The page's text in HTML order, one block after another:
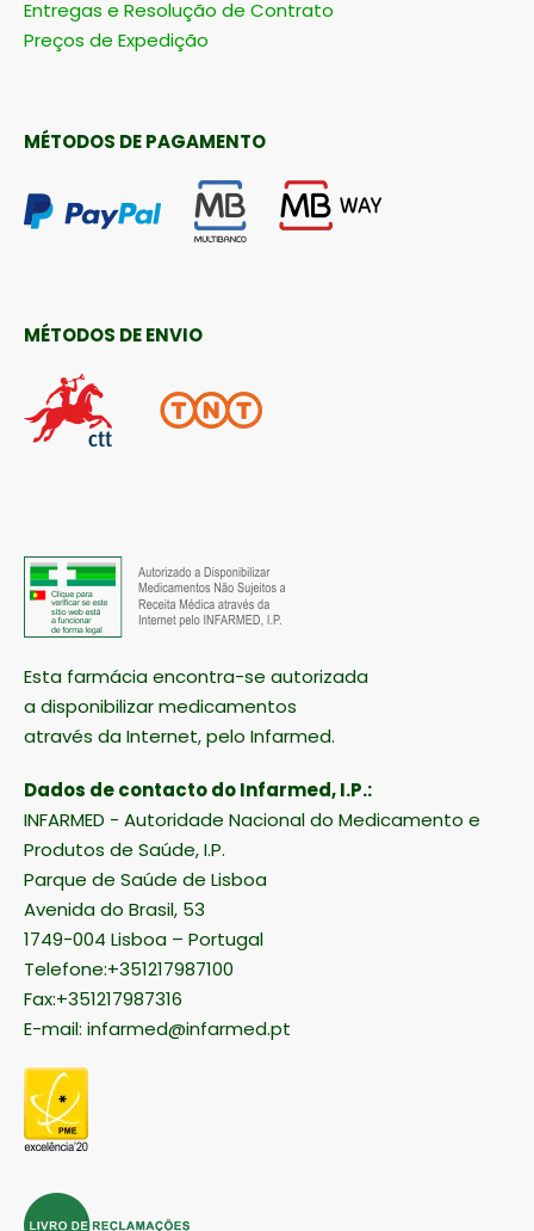
Entregas e Resolução de Contrato
Preços de Expedição
MÉTODOS DE PAGAMENTO
MÉTODOS DE ENVIO
Esta farmácia encontra-se autorizada
a disponibilizar medicamentos
através da Internet, pelo Infarmed.
Dados de contacto do Infarmed, I.P.:
INFARMED - Autoridade Nacional do Medicamento e
Produtos de Saúde, I.P.
Parque de Saúde de Lisboa
Avenida do Brasil, 53
1749-004 Lisboa – Portugal
Telefone:+351217987100
Fax:+351217987316
E-mail: infarmed@infarmed.pt